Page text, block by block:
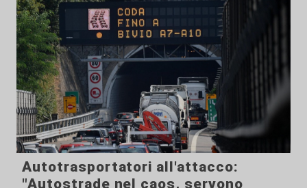
Autotrasportatori all'attacco:
"Autostrade nel caos, servono